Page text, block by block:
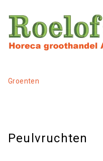
Groenten
Peulvruchten